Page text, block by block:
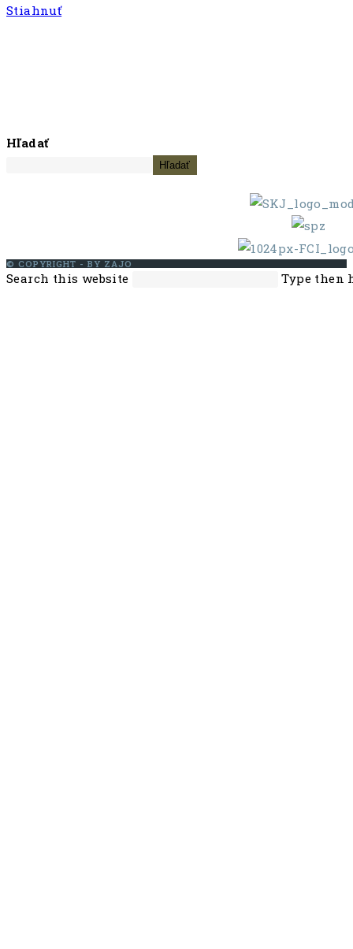
Stiahnuť
Hľadať
Hľadať
© COPYRIGHT - BY ZAJO
Search this website Type then